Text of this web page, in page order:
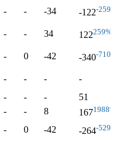
- - -34 -122-
- - 34 122259%
- 0 -42 -340-
- - -
-
- - -
51
- - 8 167
- 0 -42 -264-